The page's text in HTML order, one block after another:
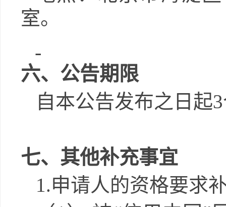
室。
六、公告期限
自本公告发布之日起3
七、其他补充事宜
1.申请人的资格要求